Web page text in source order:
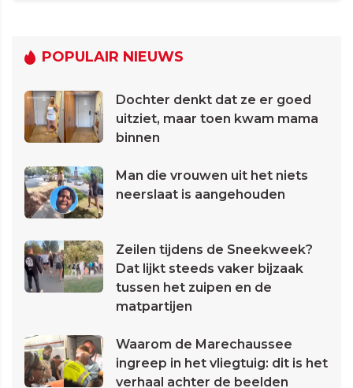
POPULAIR NIEUWS
Dochter denkt dat ze er goed
uitziet, maar toen kwam mama
binnen
Man die vrouwen uit het niets
neerslaat is aangehouden
Zeilen tijdens de Sneekweek?
Dat lijkt steeds vaker bijzaak
tussen het zuipen en de
matpartijen
Waarom de Marechaussee
ingreep in het vliegtuig: dit is het
verhaal achter de beelden